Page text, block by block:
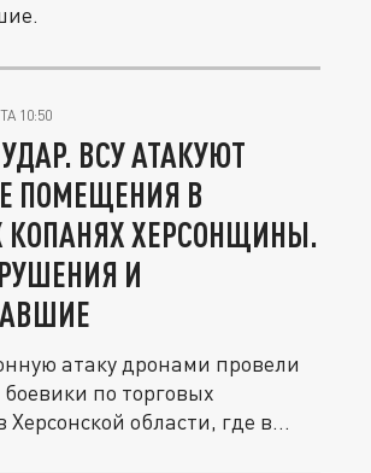
10:50
ВСУ АТАКУЮТ
ПОМЕЩЕНИЯ В
КОПАНЯХ ХЕРСОНЩИНЫ.
И
атаку дронами провели
по торговых
области, где в